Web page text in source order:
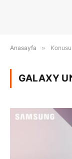
Anasayfa »
GALAXY